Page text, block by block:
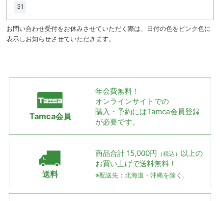
31
お問い合わせ受付をお休みさせていただく際は、日付の色をピンク色に
表示しお知らせさせていただきます。
Tamca会員
年会費無料！
オンラインサイトでの
購入・予約にはTamca会員登録
が必要です。
送料
商品合計 15,000円 （税込） 以上の
お買い上げで送料無料！
※配送先：北海道・沖縄を除く。